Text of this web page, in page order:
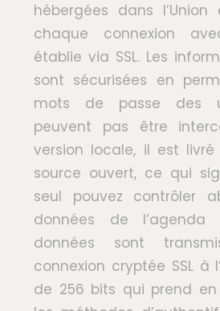
hébergées dans l’Union
chaque connexion
établie via SSL. Les
sont sécurisées en
mots de passe des
peuvent pas être
version locale, il est
source ouvert, ce qui
seul pouvez contrôler
données de l’agenda
données sont
connexion cryptée SSL à
de 256 bits qui prend